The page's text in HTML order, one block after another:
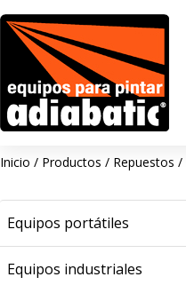
Inicio / Productos / Repuestos /
Equipos portátiles
Equipos industriales